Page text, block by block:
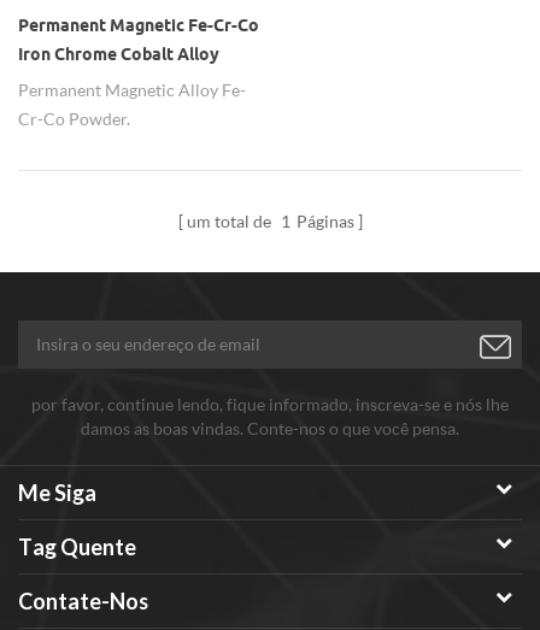
Permanent Magnetic Fe-Cr-Co
Iron Chrome Cobalt Alloy
Powder
Permanent Magnetic Alloy Fe-
Cr-Co Powder.
um total de 1 Páginas
por favor, continue lendo, fique informado, inscreva-se e nós lhe
damos as boas vindas. Conte-nos o que você pensa.
Me Siga
Tag Quente
Contate-Nos